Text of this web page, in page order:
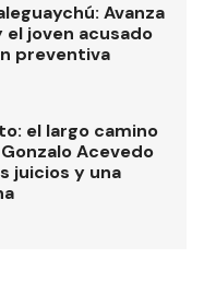
Avanza
joven acusado
preventiva
el largo camino
Acevedo
juicios y una